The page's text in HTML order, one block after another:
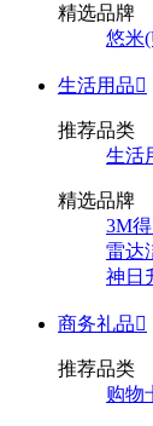
精选品牌
悠米
生活用品
推荐品类
生活
精选品牌
3M得
雷达
神 日
商务礼品
推荐品类
购物